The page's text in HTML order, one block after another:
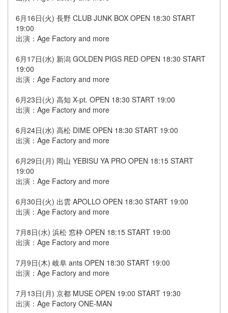
6月16日(火) 長野 CLUB JUNK BOX OPEN 18:30 START
19:00
出演：Age Factory and more
6月17日(水) 新潟 GOLDEN PIGS RED OPEN 18:30 START
19:00
出演：Age Factory and more
6月23日(火) 高知 X-pt. OPEN 18:30 START 19:00
出演：Age Factory and more
6月24日(水) 高松 DIME OPEN 18:30 START 19:00
出演：Age Factory and more
6月29日(月) 岡山 YEBISU YA PRO OPEN 18:15 START
19:00
出演：Age Factory and more
6月30日(火) 出雲 APOLLO OPEN 18:30 START 19:00
出演：Age Factory and more
7月8日(水) 浜松 窓枠 OPEN 18:15 START 19:00
出演：Age Factory and more
7月9日(木) 岐阜 ants OPEN 18:30 START 19:00
出演：Age Factory and more
7月13日(月) 京都 MUSE OPEN 19:00 START 19:30
出演：Age Factory ONE-MAN